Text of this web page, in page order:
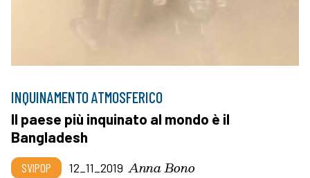
INQUINAMENTO ATMOSFERICO
Il paese più inquinato al mondo è il
Bangladesh
SVIPOP 12_11_2019 Anna Bono